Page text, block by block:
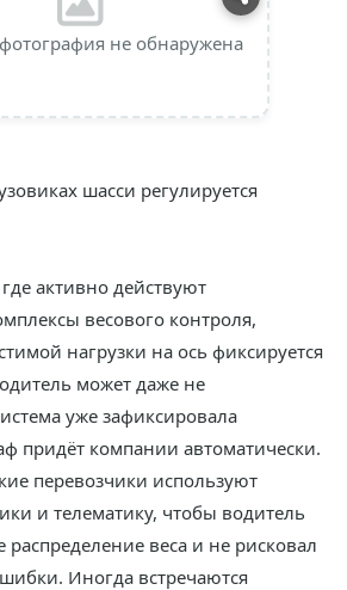
не обнаружена
шасси регулируется
активно действуют
весового контроля,
нагрузки на ось фиксируется
может даже не
уже зафиксировала
придёт компании автоматически.
перевозчики используют
и телематику, чтобы водитель
распределение веса и не рисковал
Иногда встречаются